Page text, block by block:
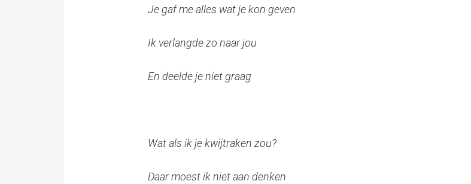
Je gaf me alles wat je kon geven
Ik verlangde zo naar jou
En deelde je niet graag
Wat als ik je kwijtraken zou?
Daar moest ik niet aan denken